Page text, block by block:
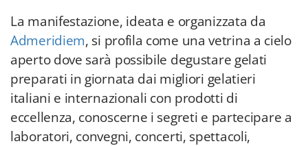
La manifestazione, ideata e organizzata da
Admeridiem, si profila come una vetrina a cielo
aperto dove sarà possibile degustare gelati
preparati in giornata dai migliori gelatieri
italiani e internazionali con prodotti di
eccellenza, conoscerne i segreti e partecipare a
laboratori, convegni, concerti, spettacoli,